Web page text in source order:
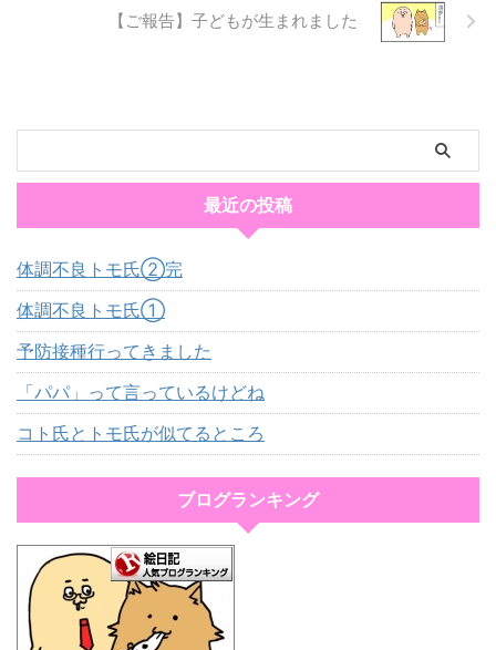
【ご報告】子どもが生まれました
最近の投稿
体調不良トモ氏②完
体調不良トモ氏①
予防接種行ってきました
「パパ」って言っているけどね
コト氏とトモ氏が似てるところ
ブログランキング